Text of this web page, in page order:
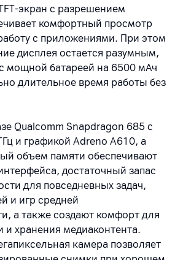
с разрешением
комфортный просмотр
с приложениями. При этом
дисплея остается разумным,
мощной батареей на 6500 мАч
длительное время работы без
Qualcomm Snapdragon 685 с
и графикой Adreno A610, а
объем памяти обеспечивают
достаточный запас
для повседневных задач,
и игр средней
а также создают комфорт для
и хранения медиаконтента.
камера позволяет